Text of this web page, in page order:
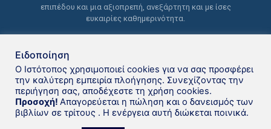
επιπέδου και μια αξιοπρεπή, ανεξάρτητη και με ίσες
ευκαιρίες καθημερινότητα.
Δανειστική βιβλιοθήκη Φάρου
Τυφλών της Ελλάδoς © 2021
Ειδοποίηση
Ο Ιστότοπος χρησιμοποιεί cookies για να σας προσφέρει
την καλύτερη εμπειρία πλοήγησης. Συνεχίζοντας την
περιήγηση σας, αποδέχεστε τη χρήση cookies.
Προσοχή! Απαγορεύεται η πώληση και ο δανεισμός των
βιβλίων σε τρίτους . Η ενέργεια αυτή διώκεται ποινικά.